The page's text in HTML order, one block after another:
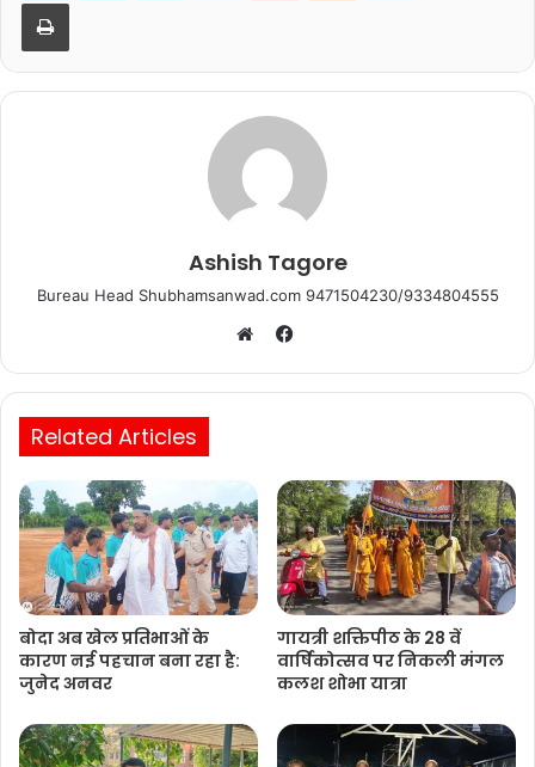
o
o
p
Ashish Tagore
Bureau Head Shubhamsanwad.com 9471504230/9334804555
Facebook
Related Articles
बोदा अब खेल प्रतिभाओं के
कारण नई पहचान बना रहा है:
जुनेद अनवर
गायत्री शक्तिपीठ के 28 वें
वार्षिकोत्सव पर निकली मंगल
कलश शोभा यात्रा